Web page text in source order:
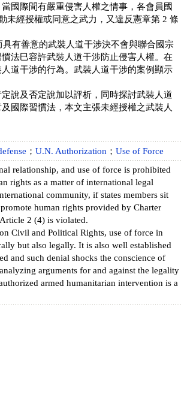
國際間有嚴重侵害人權之情事，各會員國
未經授權或同意之武力，又違反憲章第 2 條
有善意的武裝人道干涉決不會與聯合國宗
法巳容許武裝人道干涉防止侵害人權。在
道干涉的行為。武裝人道干涉的案例顯示
說及否定說加以評析，同時探討武裝人道
國際習慣法，本文主張未經授權之武裝人
； U.N. Authorization ； Use of Force
relationship, and use of force is prohibited
rights as a matter of international legal
community, if states members sit
human rights provided by Charter
2 (4) is violated.
Civil and Political Rights, use of force in
but also legally. It is also well established
and such denial shocks the conscience of
arguments for and against the legality
armed humanitarian intervention is a